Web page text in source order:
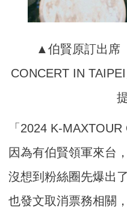
▲伯賢原訂出席
CONCERT IN
「2024 K-
因為有伯賢領軍來台
沒想到粉絲圈先爆出
也發文取消票務相關